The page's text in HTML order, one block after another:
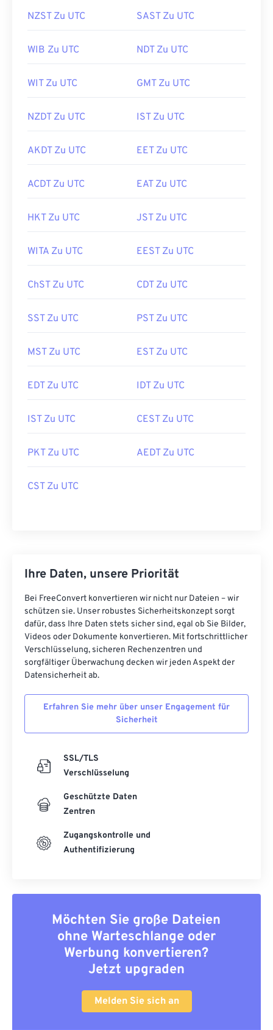
NZST Zu UTC SAST Zu UTC
WIB Zu UTC NDT Zu UTC
WIT Zu UTC GMT Zu UTC
NZDT Zu UTC IST Zu UTC
AKDT Zu UTC EET Zu UTC
ACDT Zu UTC EAT Zu UTC
HKT Zu UTC JST Zu UTC
WITA Zu UTC EEST Zu UTC
ChST Zu UTC CDT Zu UTC
SST Zu UTC PST Zu UTC
MST Zu UTC EST Zu UTC
EDT Zu UTC IDT Zu UTC
IST Zu UTC CEST Zu UTC
PKT Zu UTC AEDT Zu UTC
CST Zu UTC
Ihre Daten, unsere Priorität
Bei FreeConvert konvertieren wir nicht nur Dateien – wir
schützen sie. Unser robustes Sicherheitskonzept sorgt
dafür, dass Ihre Daten stets sicher sind, egal ob Sie Bilder,
Videos oder Dokumente konvertieren. Mit fortschrittlicher
Verschlüsselung, sicheren Rechenzentren und
sorgfältiger Überwachung decken wir jeden Aspekt der
Datensicherheit ab.
Erfahren Sie mehr über unser Engagement für
Sicherheit
SSL/TLS
Verschlüsselung
Geschützte Daten
Zentren
Zugangskontrolle und
Authentifizierung
Möchten Sie große Dateien
ohne Warteschlange oder
Werbung konvertieren?
Jetzt upgraden
Melden Sie sich an